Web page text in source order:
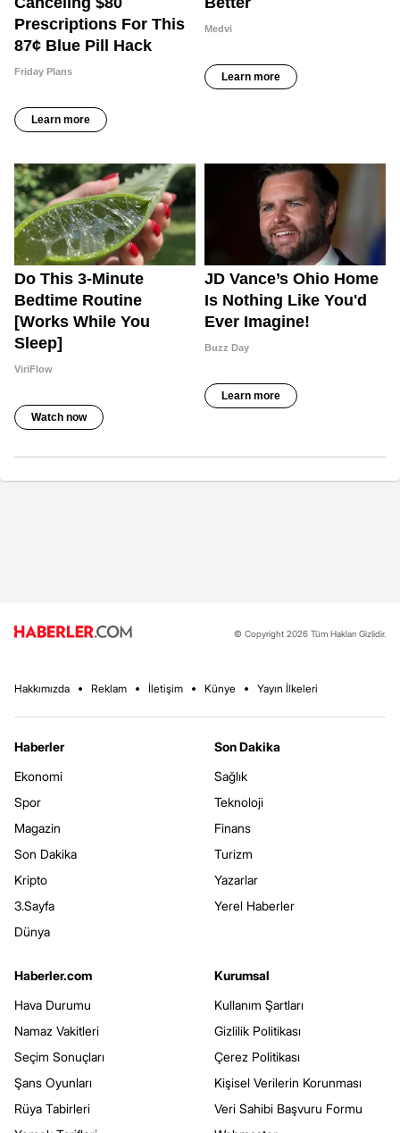
© Copyright 2026 Tüm Hakları Gizlidir.
Hakkımızda Reklam İletişim Künye Yayın İlkeleri
Haberler
Ekonomi
Spor
Magazin
Son Dakika
Kripto
3.Sayfa
Dünya
Son Dakika
Sağlık
Teknoloji
Finans
Turizm
Yazarlar
Yerel Haberler
Haberler.com
Hava Durumu
Namaz Vakitleri
Seçim Sonuçları
Şans Oyunları
Rüya Tabirleri
Kurumsal
Kullanım Şartları
Gizlilik Politikası
Çerez Politikası
Kişisel Verilerin Korunması
Veri Sahibi Başvuru Formu